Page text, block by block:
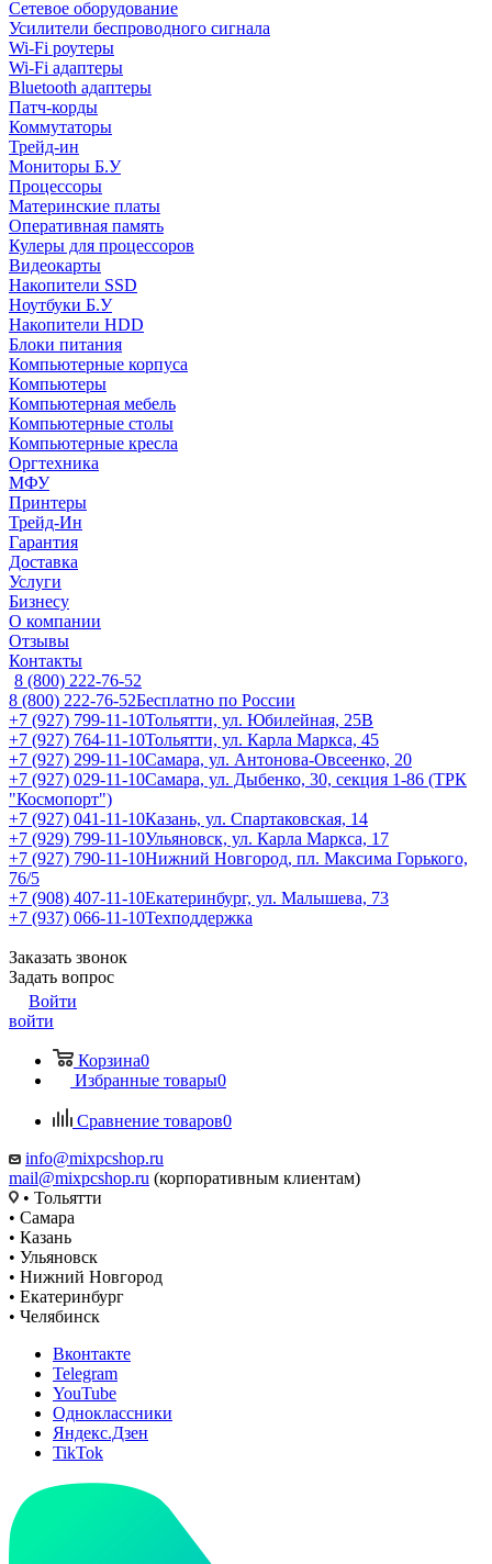
Сетевое оборудование
Усилители беспроводного сигнала
Wi-Fi роутеры
Wi-Fi адаптеры
Bluetooth адаптеры
Патч-корды
Коммутаторы
Трейд-ин
Мониторы Б.У
Процессоры
Материнские платы
Оперативная память
Кулеры для процессоров
Видеокарты
Накопители SSD
Ноутбуки Б.У
Накопители HDD
Блоки питания
Компьютерные корпуса
Компьютеры
Компьютерная мебель
Компьютерные столы
Компьютерные кресла
Оргтехника
МФУ
Принтеры
Трейд-Ин
Гарантия
Доставка
Услуги
Бизнесу
О компании
Отзывы
Контакты
8 (800) 222-76-52
8 (800) 222-76-52Бесплатно по России
+7 (927) 799-11-10Тольятти, ул. Юбилейная, 25В
+7 (927) 764-11-10Тольятти, ул. Карла Маркса, 45
+7 (927) 299-11-10Самара, ул. Антонова-Овсеенко, 20
+7 (927) 029-11-10Самара, ул. Дыбенко, 30, секция 1-86 (ТРК
"Космопорт")
+7 (927) 041-11-10Казань, ул. Спартаковская, 14
+7 (929) 799-11-10Ульяновск, ул. Карла Маркса, 17
+7 (927) 790-11-10Нижний Новгород, пл. Максима Горького,
76/5
+7 (908) 407-11-10Екатеринбург, ул. Малышева, 73
+7 (937) 066-11-10Техподдержка
Заказать звонок
Задать вопрос
Войти
войти
Корзина0
Избранные товары0
Сравнение товаров0
info@mixpcshop.ru
mail@mixpcshop.ru (корпоративным клиентам)
• Тольятти
• Самара
• Казань
• Ульяновск
• Нижний Новгород
• Екатеринбург
• Челябинск
Вконтакте
Telegram
YouTube
Одноклассники
Яндекс.Дзен
TikTok